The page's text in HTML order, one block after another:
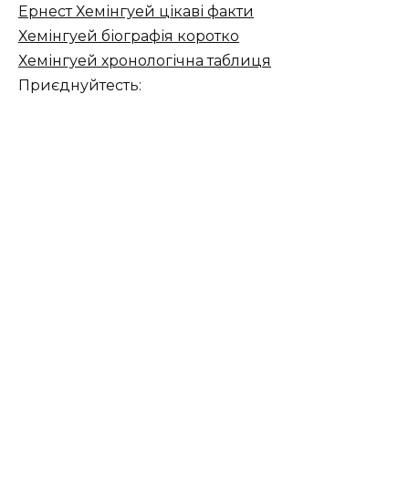
Ернест Хемінгуей цікаві факти
Хемінгуей біографія коротко
Хемінгуей хронологічна таблиця
Приєднуйтесть: